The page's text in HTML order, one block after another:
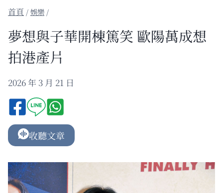
/娛樂 /
夢想與子華開棟篤笑 歐陽萬成想
拍港產片
2026 年 3 月 21 日
收聽文章